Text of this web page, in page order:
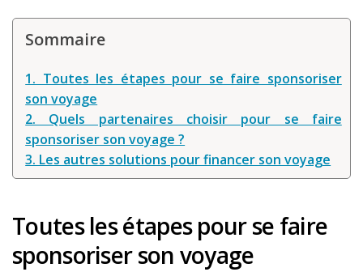
Assurance voyage !
voyage !
Louer une voiture !
Mes guides voyage
Sommaire
1. Toutes les étapes pour se faire sponsoriser
son voyage
2. Quels partenaires choisir pour se faire
sponsoriser son voyage ?
3. Les autres solutions pour financer son voyage
Toutes les étapes pour se faire
sponsoriser son voyage